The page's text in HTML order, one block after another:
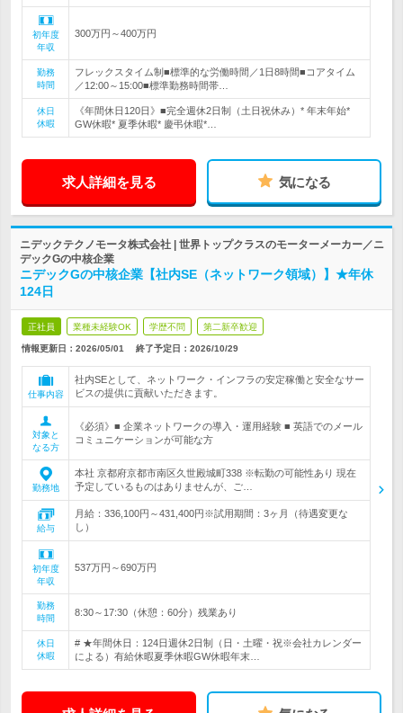
初年度
年収
300万円～400万円
勤務
時間
フレックスタイム制■標準的な労働時間／1日8時間■コアタイム
／12:00～15:00■標準勤務時間帯…
休日
休暇
《年間休日120日》■完全週休2日制（土日祝休み）* 年末年始*
GW休暇* 夏季休暇* 慶弔休暇*…
求人詳細を見る 気になる
ニデックテクノモータ株式会社 | 世界トップクラスのモーターメーカー／ニ
デックGの中核企業
ニデックGの中核企業【社内SE（ネットワーク領域）】★年休
124日
正社員 業種未経験OK 学歴不問 第二新卒歓迎
情報更新日：2026/05/01 終了予定日： 2026/10/29
仕事内容
社内SEとして、ネットワーク・インフラの安定稼働と安全なサー
ビスの提供に貢献いただきます。
対象と
なる方
《必須》■ 企業ネットワークの導入・運用経験 ■ 英語でのメール
コミュニケーションが可能な方
勤務地
本社 京都府京都市南区久世殿城町338 ※転勤の可能性あり 現在
予定しているものはありませんが、ご…
給与
月給：336,100円～431,400円※試用期間：3ヶ月（待遇変更な
し）
初年度
年収
537万円～690万円
勤務
時間
8:30～17:30（休憩：60分）残業あり
休日
休暇
# ★年間休日：124日週休2日制（日・土曜・祝※会社カレンダー
による）有給休暇夏季休暇GW休暇年末…